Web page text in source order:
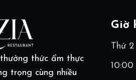
thức ẩm thực
trọng cùng nhiều
Giờ
Thứ
10:00